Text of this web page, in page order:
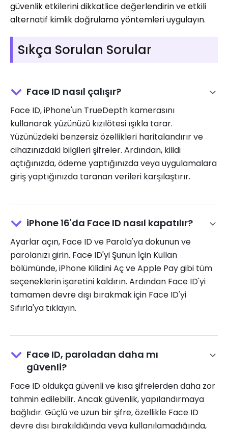
güvenlik etkilerini dikkatlice değerlendirin ve etkili
alternatif kimlik doğrulama yöntemleri uygulayın.
Sıkça Sorulan Sorular
Face ID nasıl çalışır?
Face ID, iPhone'un TrueDepth kamerasını
kullanarak yüzünüzü kızılötesi ışıkla tarar.
Yüzünüzdeki benzersiz özellikleri haritalandırır ve
cihazınızdaki bilgileri şifreler. Ardından, kilidi
açtığınızda, ödeme yaptığınızda veya uygulamalara
giriş yaptığınızda taranan verileri karşılaştırır.
iPhone 16'da Face ID nasıl kapatılır?
Ayarlar açın, Face ID ve Parola'ya dokunun ve
parolanızı girin. Face ID'yi Şunun İçin Kullan
bölümünde, iPhone Kilidini Aç ve Apple Pay gibi tüm
seçeneklerin işaretini kaldırın. Ardından Face ID'yi
tamamen devre dışı bırakmak için Face ID'yi
Sıfırla'ya tıklayın.
Face ID, paroladan daha mı
güvenli?
Face ID oldukça güvenli ve kısa şifrelerden daha zor
tahmin edilebilir. Ancak güvenlik, yapılandırmaya
bağlıdır. Güçlü ve uzun bir şifre, özellikle Face ID
devre dışı bırakıldığında veya kullanılamadığında,